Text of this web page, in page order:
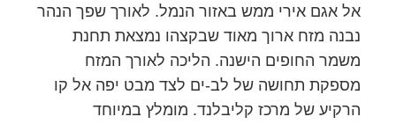
אל אגם אירי ממש באזור הנמל. לאורך שפך הנהר
נבנה מזח ארוך מאוד שבקצהו נמצאת תחנת
משמר החופים הישנה. הליכה לאורך המזח
מספקת תחושה של לב-ים לצד מבט יפה אל קו
הרקיע של מרכז קליבלנד. מומלץ במיוחד